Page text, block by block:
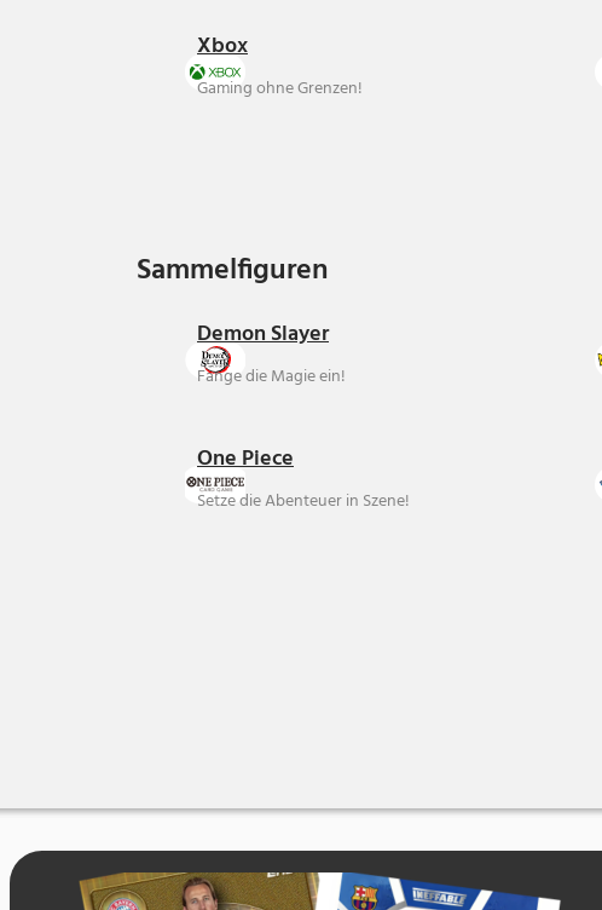
Xbox
Gaming ohne Grenzen!
Sammelfiguren
Demon Slayer
Fange die Magie ein!
One Piece
Setze die Abenteuer in Szene!